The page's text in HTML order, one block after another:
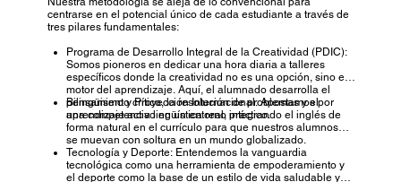
centrarse en el potencial único de cada estudiante a través de
tres pilares fundamentales:
Programa de Desarrollo Integral de la Creatividad (PDIC):
Somos pioneros en dedicar una hora diaria a talleres
específicos donde la creatividad no es una opción, sino el
motor del aprendizaje. Aquí, el alumnado desarrolla el
pensamiento crítico, la resolución de problemas y el
aprendizaje activo en un entorno práctico.
Bilingüismo y Proyección Internacional: Apostamos por
una competencia lingüística real, integrando el inglés de
forma natural en el currículo para que nuestros alumnos
se muevan con soltura en un mundo globalizado.
Tecnología y Deporte: Entendemos la vanguardia
tecnológica como una herramienta de empoderamiento y
el deporte como la base de un estilo de vida saludable y